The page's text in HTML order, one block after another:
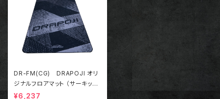
DR-FM(CG) DRAPOJI オリ
ジナルフロアマット （サーキット
グレー）
¥6,237